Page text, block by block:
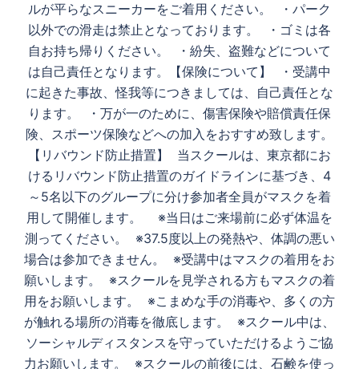
ルが平らなスニーカーをご着用ください。 ・パーク
以外での滑走は禁止となっております。 ・ゴミは各
自お持ち帰りください。 ・紛失、盗難などについて
は自己責任となります。【保険について】 ・受講中
に起きた事故、怪我等につきましては、自己責任とな
ります。 ・万が一のために、傷害保険や賠償責任保
険、スポーツ保険などへの加入をおすすめ致します。
【リバウンド防止措置】 当スクールは、東京都にお
けるリバウンド防止措置のガイドラインに基づき、4
～5名以下のグループに分け参加者全員がマスクを着
用して開催します。 ※当日はご来場前に必ず体温を
測ってください。 ※37.5度以上の発熱や、体調の悪い
場合は参加できません。 ※受講中はマスクの着用をお
願いします。 ※スクールを見学される方もマスクの着
用をお願いします。 ※こまめな手の消毒や、多くの方
が触れる場所の消毒を徹底します。 ※スクール中は、
ソーシャルディスタンスを守っていただけるようご協
力お願いします。 ※スクールの前後には、石鹸を使っ